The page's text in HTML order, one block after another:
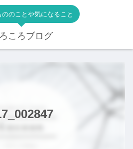
ののことや気になること
ころブログ